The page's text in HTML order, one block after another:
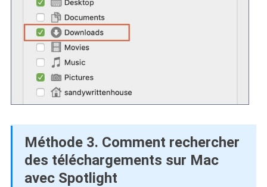
Méthode 3. Comment rechercher
des téléchargements sur Mac
avec Spotlight